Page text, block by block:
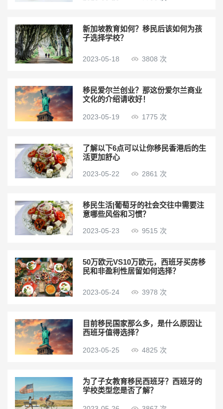
新加坡教育如何？移民后该如何为孩
子选择学校？
2023-05-18 3808 次
移民爱尔兰创业？那这份爱尔兰商业
文化的介绍请收好！
2023-05-19 1775 次
了解以下6点可以让你移民香港后的生
活更加舒心
2023-05-22 2861 次
移民生活|葡萄牙的社会交往中需要注
意哪些风俗和习惯？
2023-05-23 9515 次
50万欧元VS10万欧元，西班牙买房移
民和非盈利性居留如何选择？
2023-05-24 3978 次
目前移民国家那么多，是什么原因让
西班牙值得选择？
2023-05-25 4825 次
为了子女教育移民西班牙？西班牙的
学校类型您是否了解？